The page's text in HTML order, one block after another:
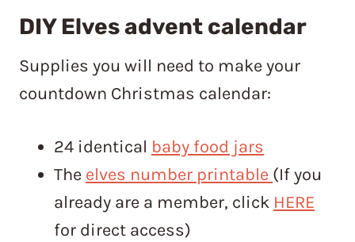
DIY Elves advent calendar
Supplies you will need to make your
countdown Christmas calendar:
24 identical baby food jars
The elves number printable (If you
already are a member, click HERE
for direct access)